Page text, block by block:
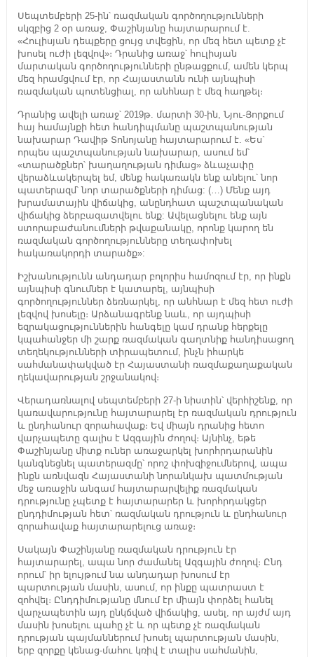
Սեպտեմբերի 25-ին՝ ռազմական գործողությունների
սկզբից 2 օր առաջ, Փաշինյանը հայտարարում է.
«Հուլիսյան դեպքերը ցույց տվեցին, որ մեզ հետ պետք չէ
խոսել ուժի լեզվով»։ Դրանից առաջ՝ հուլիսյան
մարտական գործողությունների ընթացքում, ամեն կերպ
մեզ հրամցվում էր, որ Հայաստանն ունի այնպիսի
ռազմական պոտենցիալ, որ անհնար է մեզ հաղթել։
Դրանից ավելի առաջ՝ 2019թ. մարտի 30-ին, Նյու-Յորքում
հայ համայնքի հետ հանդիպմանը պաշտպանության
նախարար Դավիթ Տոնոյանը հայտարարում է. «Ես`
որպես պաշտպանության նախարար, ասում եմ՝
«տարածքներ՝ խաղաղության դիմաց» ձևաչափը
վերաձևակերպել եմ, մենք հակառակն ենք անելու՝ նոր
պատերազմ՝ նոր տարածքների դիմաց: (…) Մենք այդ
խրամատային վիճակից, անընդհատ պաշտպանական
վիճակից ձերբազատվելու ենք: Ավելացնելու ենք այն
ստորաբաժանումների թվաքանակը, որոնք կարող են
ռազմական գործողությունները տեղափոխել
հակառակորդի տարածք»:
Իշխանությունն անդադար բոլորիս համոզում էր, որ ինքն
այնպիսի գնումներ է կատարել, այնպիսի
գործողություններ ձեռնարկել, որ անհնար է մեզ հետ ուժի
լեզվով խոսելը։ Արձանագրենք նաև, որ այդպիսի
եզրակացություններին հանգելը կամ դրանք հերքելը
կպահանջեր մի շարք ռազմական գաղտնիք հանդիսացող
տեղեկությունների տիրապետում, ինչն իհարկե
սահմանափակված էր Հայաստանի ռազմաքաղաքական
ղեկավարության շրջանակով։
Վերադառնալով սեպտեմբերի 27-ի նիստին՝ վերհիշենք, որ
կառավարությունը հայտարարել էր ռազմական դրություն
և ընդհանուր զորահավաք։ Եվ միայն դրանից հետո
վարչապետը գալիս է Ազգային ժողով։ Այնինչ, եթե
Փաշինյանը միտք ուներ առաջարկել խորհրդարանին
կանգնեցնել պատերազմը՝ որոշ փոխզիջումներով, ապա
ինքն առնվազն Հայաստանի նորանկախ պատմության
մեջ առաջին անգամ հայտարարվելիք ռազմական
դրությունը չպետք է հայտարարեր և խորհրդակցեր
ընդդիմության հետ՝ ռազմական դրություն և ընդհանուր
զորահավաք հայտարարելուց առաջ։
Սակայն Փաշինյանը ռազմական դրություն էր
հայտարարել, ապա նոր ժամանել Ազգային ժողով։ Ընդ
որում՝ իր ելույթում նա անդադար խոսում էր
պարտության մասին, ասում, որ ինքը պատրաստ է
զոհվել։ Ընդդիմությանը մնում էր միայն փորձել հանել
վարչապետին այդ ընկճված վիճակից, ասել, որ այժմ այդ
մասին խոսելու պահը չէ և որ պետք չէ ռազմական
դրության պայմաններում խոսել պարտության մասին,
երբ զորքը կենաց-մահու կռիվ է տալիս սահմանին,